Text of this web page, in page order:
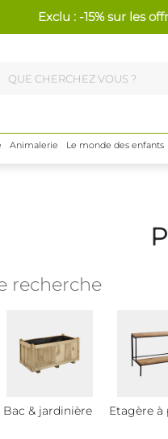
Exclu : -15% sur les
Animalerie Le monde des enfants
recherche
Bac & jardinière Etagère à